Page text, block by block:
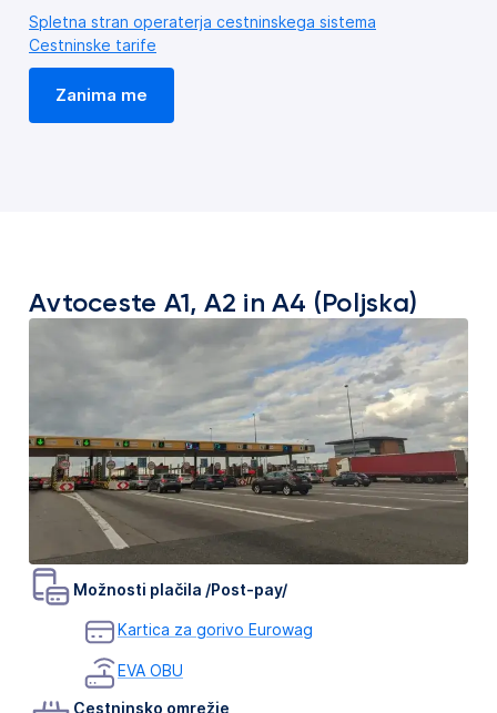
Spletna stran operaterja cestninskega sistema
Cestninske tarife
Zanima me
Avtoceste A1, A2 in A4 (Poljska)
Možnosti plačila /Post-pay/
Kartica za gorivo Eurowag
EVA OBU
Cestninsko omrežje